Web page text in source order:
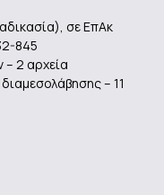
σε ΕπΑκ
845
2 αρχεία
– 11